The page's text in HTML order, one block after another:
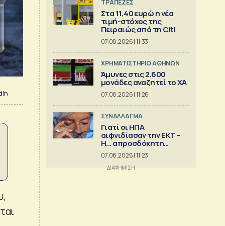
ΤΡΑΠΕΖΕΣ
Στα 11,40 ευρώ η νέα
τιμή-στόχος της
Πειραιώς από τη Citi
07.08.2026 | 11:33
XΡΗΜΑΤΙΣΤΗΡΙΟ ΑΘΗΝΩΝ
Άμυνες στις 2.600
μονάδες αναζητεί το ΧΑ
07.08.2026 | 11:26
ΣΥΝΑΛΛΑΓΜΑ
Γιατί οι ΗΠΑ
αιφνιδίασαν την ΕΚΤ -
Η... απροσδόκητη
κίνηση
07.08.2026 | 11:23